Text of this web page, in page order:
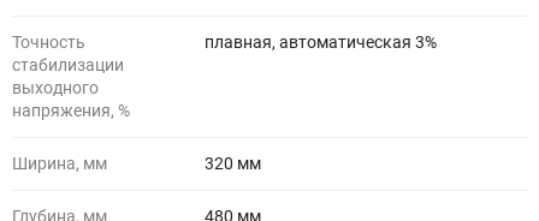
Точность
стабилизации
выходного
напряжения, %
плавная, автоматическая 3%
Ширина, мм 320 мм
Глубина, мм 480 мм